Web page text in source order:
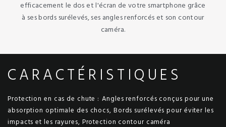
efficacement le dos et l'écran de votre smartphone grâce
à ses bords surélevés, ses angles renforcés et son contour
caméra.
CARACTÉRISTIQUES
Protection en cas de chute : Angles renforcés conçus pour une
absorption optimale des chocs, Bords surélevés pour éviter les
impacts et les rayures, Protection contour caméra